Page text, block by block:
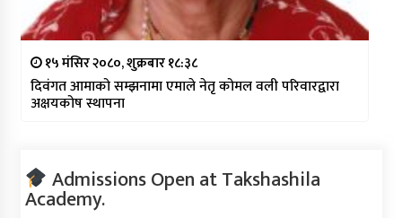
१५ मंसिर २०८०, शुक्रबार १८:३८
दिवंगत आमाको सम्झनामा एमाले नेतृ कोमल वली परिवारद्वारा
अक्षयकोष स्थापना
Admissions Open at Takshashila
Academy.